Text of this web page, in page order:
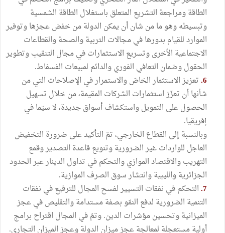
الطاقة ومراجعة التشريع المتعلق باستغلال الطاقة الشمسية
وتبسيطه وهو ما من شان أن يمكن الدولة من خفض عجزها وتوفير
الموارد للقيام بدورها في مجالات التربية والصحة والقطاعات
الاجتماعية الأخرى وتسريع الاستثمارات في مجال التنقيب وتطوير
الحقول وضمان التعافي الفوري والدائم لمبيعات الفسفاط.
6. تعزيز الاستثمار الخاصّ والاستمرار في الإصلاحات التي من
شأنها أن تعزّز استثمارات الشركات المقيمة، من خلال تسهيل
الحصول على التمويل واستكشاف أسواق جديدة، لا سيّما في
إفريقيا.
وبالنسبة إلى القطاع الخارجي، تمّ التأكيد على ضرورة التخفيض
العاجل للواردات غير الضرورية وتنويع قاعدة التصدير وقمع
التهريب والاقتصاد الموازي والتحكم في تداول الدينار عبر الحدود
الجزائرية والليبية وانتشار سوق الصرف الموازية.
7. التحكم في نفقات التسيير لفسح المجال للترفيع في نفقات
التنمية الضرورية لدفع النمّو بصفة مستدامة والتقليص في عجز
الميزانية وتحسين مؤشرات الدين. وتمّ في المجال اقتراح برامج
أولية مستعجلة لمعالجة عجز ميزان الدولة وعجز الميزان التجاري.